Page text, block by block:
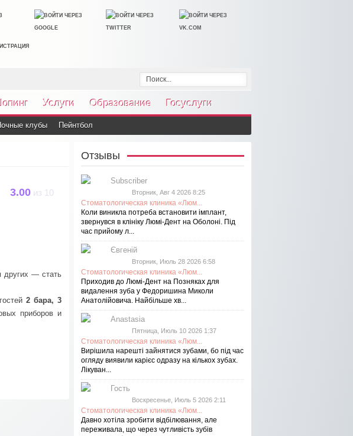
Услуги Образование Госуслуги
клубы Пейнтбол
3.00из 10
других — стать
2 бара, 3
приборов и
Отзывы
Subscriber
Вторник, Авг 4 2026 8:25
Стоматологическая клиника «Люм...
Коли виникла потреба встановити імплант,
звернувся в клініку Люмі-Дент на Оболоні. Під
час прийому л...
Євгеній
Вторник, Июль 28 2026 6:58
Стоматологическая клиника «Люм...
Приходив до Люмі-Дент на Позняках для
видалення зуба у Федоришина Миколи
Анатолійовича. Найбільше хв...
Anastasia
Пятница, Июль 10 2026 1:37
Стоматологическая клиника «Люм...
Вирішила нарешті зайнятися зубами, бо під час
огляду виявили карієс одразу на кількох зубах.
Лікуван...
Гость
Воскресенье, Июль 5 2026 2:11
Стоматологическая клиника «Люм...
Давно хотіла зробити відбілювання, але
переживала, що через чутливість зубів